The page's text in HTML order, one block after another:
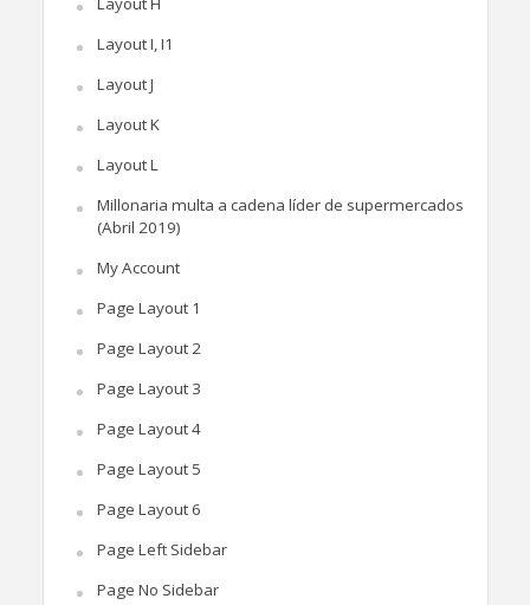
Layout I, I1
Layout J
Layout K
Layout L
Millonaria multa a cadena líder de supermercados
(Abril 2019)
My Account
Page Layout 1
Page Layout 2
Page Layout 3
Page Layout 4
Page Layout 5
Page Layout 6
Page Left Sidebar
Page No Sidebar